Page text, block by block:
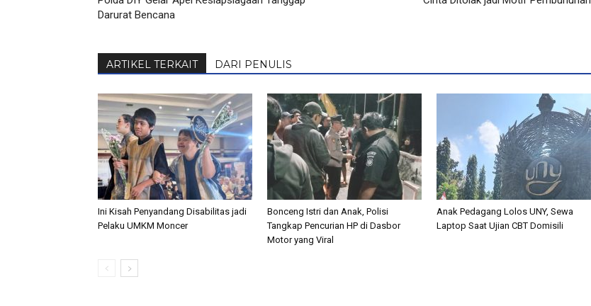
Darurat Bencana
ARTIKEL TERKAIT DARI PENULIS
Ini Kisah Penyandang Disabilitas jadi
Pelaku UMKM Moncer
Bonceng Istri dan Anak, Polisi
Tangkap Pencurian HP di Dasbor
Motor yang Viral
Anak Pedagang Lolos UNY, Sewa
Laptop Saat Ujian CBT Domisili